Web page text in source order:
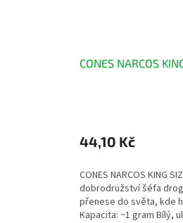
CONES NARCOS
44,10 Kč
CONES NARCOS KING
dobrodružství šéfa
přenese do světa, kde
Kapacita: ~1 gram Bílý,